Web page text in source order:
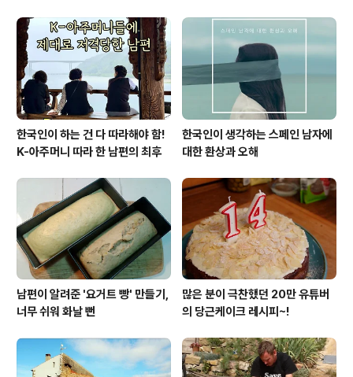
한국인이 하는 건 다 따라해야 함!
K-아주머니 따라 한 남편의 최후
한국인이 생각하는 스페인 남자에
대한 환상과 오해
남편이 알려준 '요거트 빵' 만들기,
너무 쉬워 화날 뻔
많은 분이 극찬했던 20만 유튜버
의 당근케이크 레시피~!